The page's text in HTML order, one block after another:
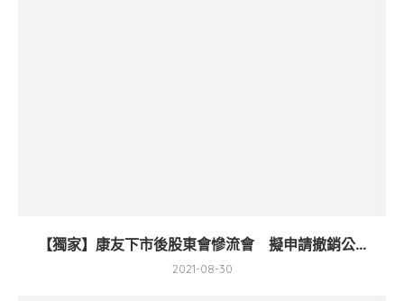
【獨家】康友下市後股東會慘流會 擬申請撤銷公...
2021-08-30